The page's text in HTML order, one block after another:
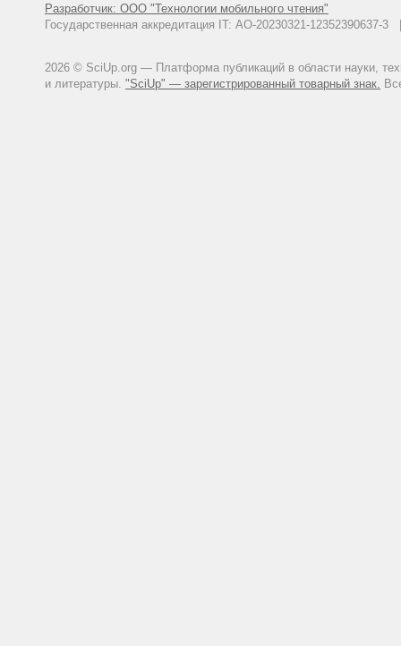
Разработчик: ООО "Технологии мобильного чтения"
Государственная аккредитация IT: АО-20230321-
2026 © SciUp.org — Платформа публикаций в области науки,
и литературы. "SciUp" — зарегистрированный товарный знак.